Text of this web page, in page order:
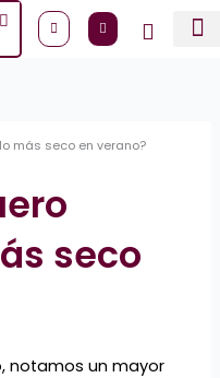
más seco en verano?
seco
notamos un mayor